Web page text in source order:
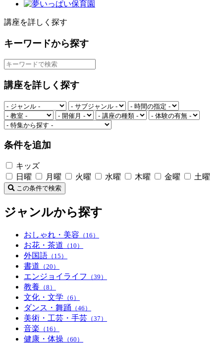
講座を詳しく探す
キーワードから探す
講座を詳しく探す
条件を追加
キッズ
日曜
月曜 火曜 水曜 木曜 金曜 土曜
この条件で検索
ジャンルから探す
おしゃれ・美容 （16）
お花・茶道 （10）
外国語 （15）
書道 （20）
エンジョイライフ （39）
教養 （8）
文化・文学 （6）
ダンス・舞踊 （46）
美術・工芸・手芸 （37）
音楽 （16）
健康・体操 （60）